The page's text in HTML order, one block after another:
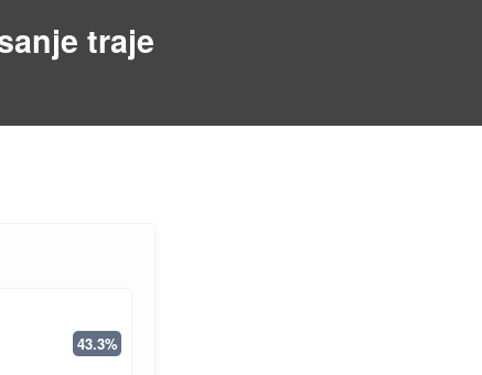
traje
43.3%